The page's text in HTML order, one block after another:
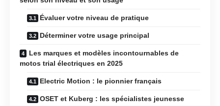
Évaluer votre niveau de pratique
Déterminer votre usage principal
Les marques et modèles incontournables de
motos trial électriques en 2025
Electric Motion : le pionnier français
OSET et Kuberg : les spécialistes jeunesse